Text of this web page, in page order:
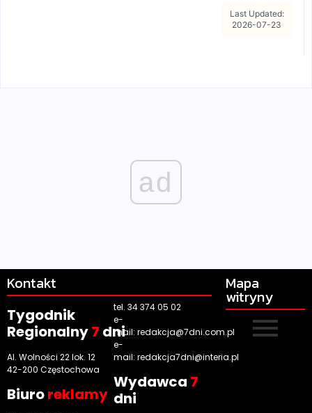
Last Updated:
2026-07-23
ad
Kontakt
Tygodnik
Regionalny7 dni
Al. Wolności 22 lok. 12
42-200 Częstochowa
Biuroreklamy
tel. 34 374 05 02
e-
mail: redakcja@7dni.com.pl
e-
mail: redakcja7dni@interia.pl
Wydawca 7
dni
Mapa
witryny